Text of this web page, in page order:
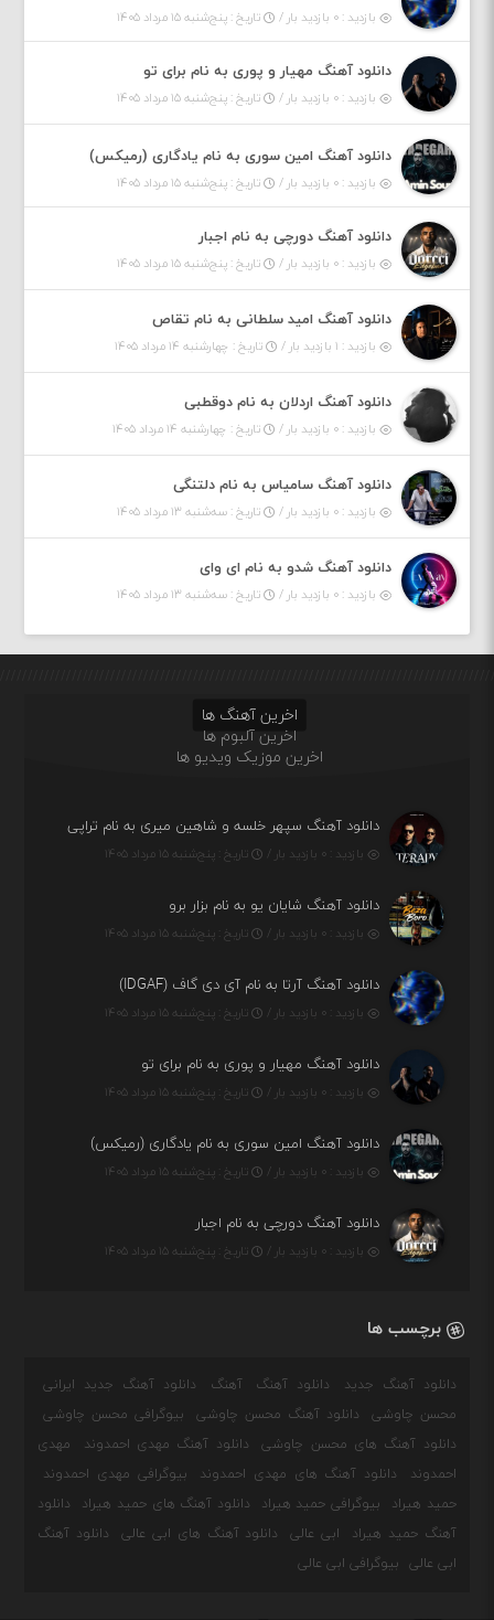
بازدید : ۰ بازدید بار / تاریخ : پنج‌شنبه ۱۵ مرداد ۱۴۰۵
دانلود آهنگ مهیار و پوری به نام برای تو
بازدید : ۰ بازدید بار / تاریخ : پنج‌شنبه ۱۵ مرداد ۱۴۰۵
دانلود آهنگ امین سوری به نام یادگاری (رمیکس)
بازدید : ۰ بازدید بار / تاریخ : پنج‌شنبه ۱۵ مرداد ۱۴۰۵
دانلود آهنگ دورچی به نام اجبار
بازدید : ۰ بازدید بار / تاریخ : پنج‌شنبه ۱۵ مرداد ۱۴۰۵
دانلود آهنگ امید سلطانی به نام تقاص
بازدید : ۱ بازدید بار / تاریخ : چهارشنبه ۱۴ مرداد ۱۴۰۵
دانلود آهنگ اردلان به نام دوقطبی
بازدید : ۰ بازدید بار / تاریخ : چهارشنبه ۱۴ مرداد ۱۴۰۵
دانلود آهنگ سامیاس به نام دلتنگی
بازدید : ۰ بازدید بار / تاریخ : سه‌شنبه ۱۳ مرداد ۱۴۰۵
دانلود آهنگ شدو به نام ای وای
بازدید : ۰ بازدید بار / تاریخ : سه‌شنبه ۱۳ مرداد ۱۴۰۵
اخرین آهنگ ها
اخرین آلبوم ها
اخرین موزیک ویدیو ها
دانلود آهنگ سپهر خلسه و شاهین میری به نام تراپی
بازدید : ۰ بازدید بار / تاریخ : پنج‌شنبه ۱۵ مرداد ۱۴۰۵
دانلود آهنگ شایان یو به نام بزار برو
بازدید : ۰ بازدید بار / تاریخ : پنج‌شنبه ۱۵ مرداد ۱۴۰۵
دانلود آهنگ آرتا به نام آی دی گاف (IDGAF)
بازدید : ۰ بازدید بار / تاریخ : پنج‌شنبه ۱۵ مرداد ۱۴۰۵
دانلود آهنگ مهیار و پوری به نام برای تو
بازدید : ۰ بازدید بار / تاریخ : پنج‌شنبه ۱۵ مرداد ۱۴۰۵
دانلود آهنگ امین سوری به نام یادگاری (رمیکس)
بازدید : ۰ بازدید بار / تاریخ : پنج‌شنبه ۱۵ مرداد ۱۴۰۵
دانلود آهنگ دورچی به نام اجبار
بازدید : ۰ بازدید بار / تاریخ : پنج‌شنبه ۱۵ مرداد ۱۴۰۵
برچسب ها
دانلود آهنگ جدید دانلود آهنگ آهنگ
دانلود آهنگ جدید ایرانی
محسن چاوشی
دانلود آهنگ محسن چاوشی
بیوگرافی محسن چاوشی
دانلود آهنگ های محسن چاوشی
دانلود آهنگ مهدی احمدوند
مهدی
احمدوند
دانلود آهنگ های مهدی احمدوند
بیوگرافی مهدی احمدوند
حمید هیراد
بیوگرافی حمید هیراد دانلود آهنگ های حمید هیراد
دانلود
آهنگ حمید هیراد
ابی عالی دانلود آهنگ های ابی عالی
دانلود آهنگ
ابی عالی
بیوگرافی ابی عالی